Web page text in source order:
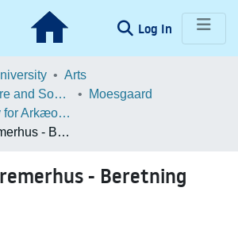
Log In (current)
Arts
School of Culture and Society
Moesgaard
Beretningsarkiv for Arkæologiske Undersøgelser
HAM 5162 Bremerhus - Beretning
- Beretning